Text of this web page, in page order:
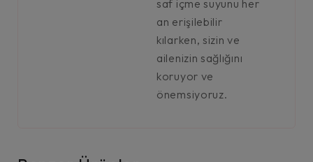
saf içme suyunu her
an erişilebilir
kılarken, sizin ve
ailenizin sağlığını
koruyor ve
önemsiyoruz.